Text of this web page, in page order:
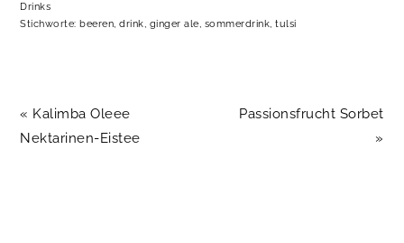
Drinks
Stichworte: beeren,drink, ginger ale, sommerdrink,tulsi
Vorheriger
Beitrag:
« Kalimba Oleee
Nektarinen-Eistee
Nächster
Passionsfrucht Sorbet
»